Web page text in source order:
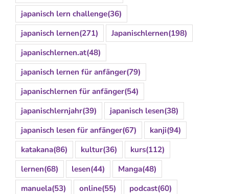
japanisch lern challenge(36)
japanisch lernen(271) Japanischlernen(198)
japanischlernen.at(48)
japanisch lernen für anfänger(79)
japanischlernen für anfänger(54)
japanischlernjahr(39) japanisch lesen(38)
japanisch lesen für anfänger(67) kanji(94)
katakana(86) kultur(36) kurs(112)
lernen(68) lesen(44) Manga(48)
manuela(53) online(55) podcast(60)